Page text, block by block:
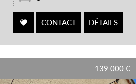
CONTACT DÉTAILS
139 000 €